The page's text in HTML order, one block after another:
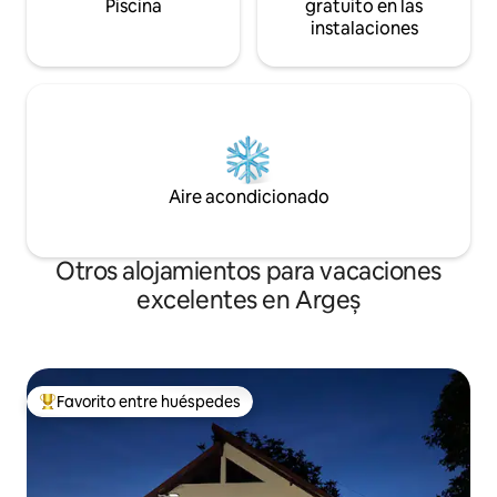
Piscina
gratuito en las
instalaciones
Aire acondicionado
Otros alojamientos para vacaciones
excelentes en Argeș
Favorito entre huéspedes preferido
Favorito entre huéspedes